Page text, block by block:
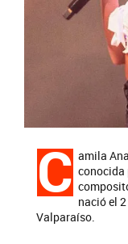
C amila
conocida
nació el
Valparaíso.